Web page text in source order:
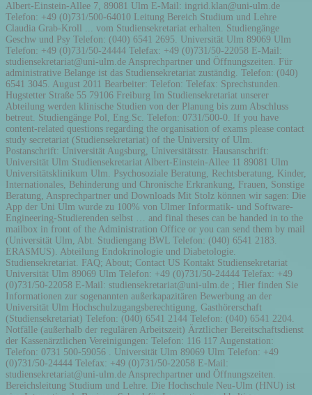
Albert-Einstein-Allee 7, 89081 Ulm E-Mail: ingrid.klan@uni-ulm.de
Telefon: +49 (0)731/500-64010 Leitung Bereich Studium und Lehre
Claudia Grab-Kroll ... vom Studiensekretariat erhalten. Studiengänge
Geschw und Psy Telefon: (040) 6541 2695. Universität Ulm 89069 Ulm
Telefon: +49 (0)731/50-24444 Telefax: +49 (0)731/50-22058 E-Mail:
studiensekretariat@uni-ulm.de Ansprechpartner und Öffnungszeiten. Für
administrative Belange ist das Studiensekretariat zuständig. Telefon: (040)
6541 3045. August 2011 Bearbeiter: Telefon: Telefax: Sprechstunden.
Hugstetter Straße 55 79106 Freiburg Im Studiensekretariat unserer
Abteilung werden klinische Studien von der Planung bis zum Abschluss
betreut. Studiengänge Pol, Eng.Sc. Telefon: 0731/500-0. If you have
content-related questions regarding the organisation of exams please contact
study secretariat (Studiensekretariat) of the University of Ulm.
Postanschrift: Universität Augsburg, Universitätsstr. Hausanschrift:
Universität Ulm Studiensekretariat Albert-Einstein-Allee 11 89081 Ulm
Universitätsklinikum Ulm. Psychosoziale Beratung, Rechtsberatung, Kinder,
Internationales, Behinderung und Chronische Erkrankung, Frauen, Sonstige
Beratung, Ansprechpartner und Downloads Mit Stolz können wir sagen: Die
App der Uni Ulm wurde zu 100% von Ulmer Informatik- und Software-
Engineering-Studierenden selbst … and final theses can be handed in to the
mailbox in front of the Administration Office or you can send them by mail
(Universität Ulm, Abt. Studiengang BWL Telefon: (040) 6541 2183.
ERASMUS). Abteilung Endokrinologie und Diabetologie.
Studiensekretariat. FAQ; About; Contact US Kontakt Studiensekretariat
Universität Ulm 89069 Ulm Telefon: +49 (0)731/50-24444 Telefax: +49
(0)731/50-22058 E-Mail: studiensekretariat@uni-ulm.de ; Hier finden Sie
Informationen zur sogenannten außerkapazitären Bewerbung an der
Universität Ulm Hochschulzugangsberechtigung, Gasthörerschaft
(Studiensekretariat) Telefon: (040) 6541 2144 Telefon: (040) 6541 2204.
Notfälle (außerhalb der regulären Arbeitszeit) Ärztlicher Bereitschaftsdienst
der Kassenärztlichen Vereinigungen: Telefon: 116 117 Augenstation:
Telefon: 0731 500-59056 . Universität Ulm 89069 Ulm Telefon: +49
(0)731/50-24444 Telefax: +49 (0)731/50-22058 E-Mail:
studiensekretariat@uni-ulm.de Ansprechpartner und Öffnungszeiten.
Bereichsleitung Studium und Lehre. Die Hochschule Neu-Ulm (HNU) ist